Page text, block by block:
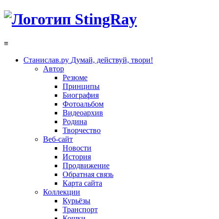
≡
Станислав.ру Думай, действуй, твори!
Автор
Резюме
Принципы
Биография
Фотоальбом
Видеоархив
Родина
Творчество
Веб-сайт
Новости
История
Продвижение
Обратная связь
Карта сайта
Коллекции
Курьёзы
Транспорт